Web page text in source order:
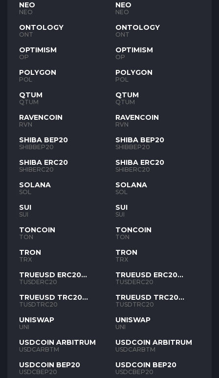
NEO
NEO
ONTOLOGY
ONT
OPTIMISM
OP
POLYGON
POL
QTUM
QTUM
RAVENCOIN
RVN
SHIBA BEP20
SHIBBEP20
SHIBA ERC20
SHIBERC20
SOLANA
SOL
SUI
SUI
TONCOIN
TON
TRON
TRX
TRUEUSD ERC20
TUSD
TUSDERC20
TRUEUSD TRC20
TUSD
TUSDTRC20
UNISWAP
UNI
USDCOIN ARBITRUM
USDCARBTM
USDCOIN BEP20
USDCBEP20
NEO
NEO
ONTOLOGY
ONT
OPTIMISM
OP
POLYGON
POL
QTUM
QTUM
RAVENCOIN
RVN
SHIBA BEP20
SHIBBEP20
SHIBA ERC20
SHIBERC20
SOLANA
SOL
SUI
SUI
TONCOIN
TON
TRON
TRX
TRUEUSD ERC20
TUSD
TUSDERC20
TRUEUSD TRC20
TUSD
TUSDTRC20
UNISWAP
UNI
USDCOIN ARBITRUM
USDCARBTM
USDCOIN BEP20
USDCBEP20